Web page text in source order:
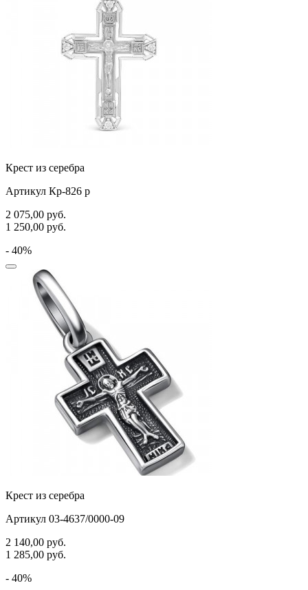
Крест из серебра
Артикул Кр-826 р
2 075,00 руб.
1 250,00 руб.
- 40%
Крест из серебра
Артикул 03-4637/0000-09
2 140,00 руб.
1 285,00 руб.
- 40%